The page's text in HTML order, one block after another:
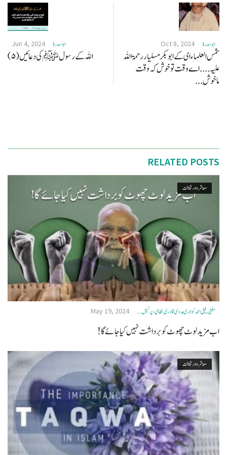
ابو سدرة Oct 8, 2024
شمس العلماء ای کے ابو بکر مسلیار رحمۃ اللہ
علیہ .... اے وقت تو خوش کہ وقت
ماخوش...
ابو سدرة Jun 4, 2024
اللہ کے رسول ﷺکی دعائیں (۵)
RELATED POSTS
معاشرہ اور ثقافت
مفتی رفیق احمد کولاری ہدوی قادری نظامی- پرنسپل ... May 19, 2024
اب مزید لوٹ چھوٹ کو برداشت نہیں کیا جائے گا!
معاشرہ اور ثقافت